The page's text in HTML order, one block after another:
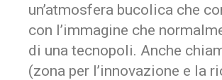
un’atmosfera bucolica che
con l’immagine che
di una tecnopoli. Anche
(zona per l’innovazione e la